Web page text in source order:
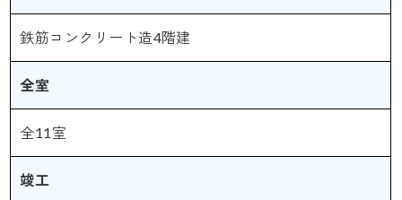
鉄筋コンクリート造4階建
全室
全11室
竣工